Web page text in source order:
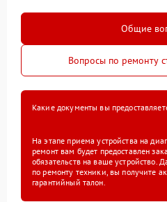
Общие
Вопросы по ремонту
Какие документы вы
На этапе приема устройства на
ремонт вам будет предоставлен
обязательств на ваше устройство.
по ремонту техники, вы получите
гарантийный талон.